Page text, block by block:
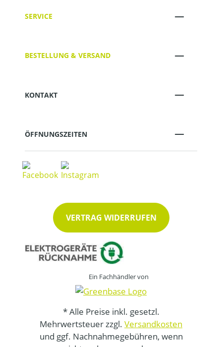
SERVICE
BESTELLUNG & VERSAND
KONTAKT
ÖFFNUNGSZEITEN
VERTRAG WIDERRUFEN
Ein Fachhändler von
* Alle Preise inkl. gesetzl.
Mehrwertsteuer zzgl. Versandkosten
und ggf. Nachnahmegebühren, wenn